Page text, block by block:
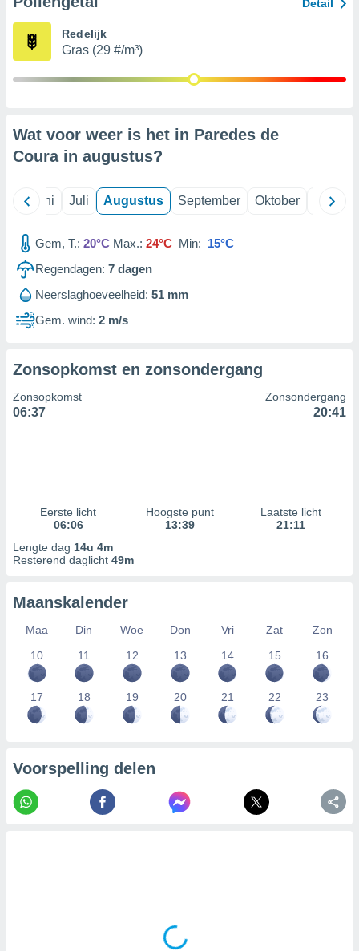
partners
Detail
Redelijk
Gras (29 #/m³)
Wat voor weer is het in Paredes de
Coura in augustus?
Juni Juli Augustus September Oktober
Gem, T.: 20°C Max.: 24°C Min: 15°C
Regendagen: 7 dagen
Neerslaghoeveelheid: 51 mm
Gem. wind: 2 m/s
Zonsopkomst en zonsondergang
Zonsopkomst
06:37
Zonsondergang
20:41
Eerste licht
06:06
Hoogste punt
13:39
Laatste licht
21:11
Lengte dag 14u 4m
Resterend daglicht 49m
Maanskalender
Maa Din Woe Don Vri Zat
Zon
10
11 12 13 14 15 16
17 18 19 20 21 22 23
Voorspelling delen